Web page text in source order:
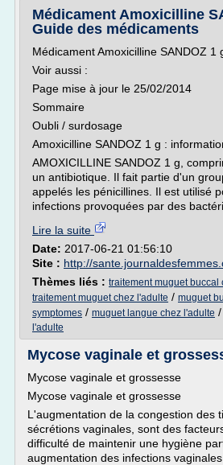
Médicament Amoxicilline
Guide des médicaments
Médicament Amoxicilline SANDOZ 1
Voir aussi :
Page mise à jour le 25/02/2014
Sommaire
Oubli / surdosage
Amoxicilline SANDOZ 1 g :
AMOXICILLINE SANDOZ 1 g,
un antibiotique. Il fait partie d'un
appelés les pénicillines. Il est utilisé
infections provoquées par des
Lire la suite
Date: 2017-06-21 01:56:10
Site : http://
Thèmes liés : traitement muguet buccal
traitement muguet chez l'adulte / muguet
symptomes / muguet langue chez l'adulte /
l'adulte
Mycose vaginale et
Mycose vaginale et grossesse
Mycose vaginale et grossesse
L'augmentation de la congestion des
sécrétions vaginales, sont des
difficulté de maintenir une hygiène
augmentation des infections